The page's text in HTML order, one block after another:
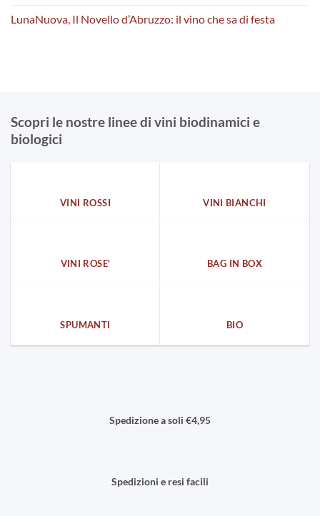
LunaNuova, Il Novello d’Abruzzo: il vino che sa di festa
Scopri le nostre linee di vini biodinamici e
biologici
VINI ROSSI VINI BIANCHI
VINI ROSE' BAG IN BOX
SPUMANTI BIO
Spedizione a soli €4,95
Spedizioni e resi facili